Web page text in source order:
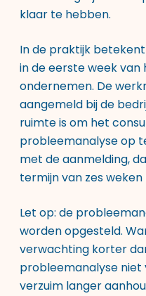
klaar te hebben.
In de praktijk
in de eerste week
ondernemen. De
aangemeld bij de
ruimte is om het
probleemanalyse op
met de aanmelding,
termijn van zes
Let op: de
worden opgesteld.
verwachting korter
probleemanalyse
verzuim langer